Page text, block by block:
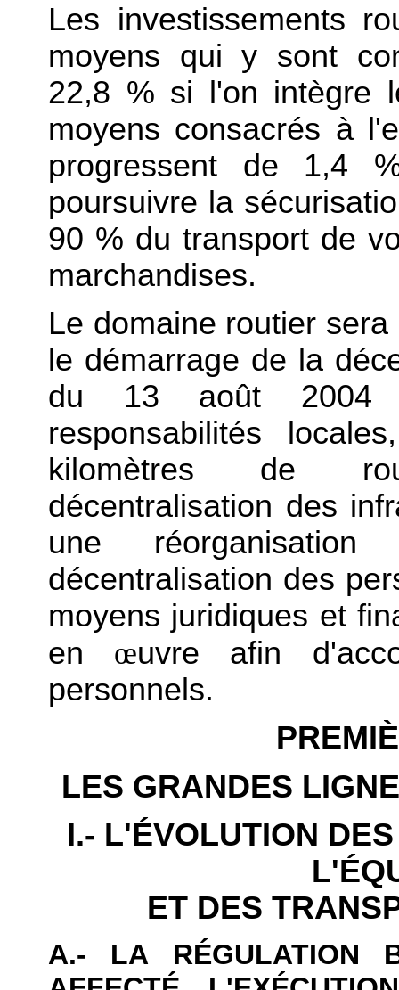
Les investissements
moyens qui y sont
22,8 % si l'on intègre
moyens consacrés à
progressent de 1,4
poursuivre la
90 % du transport de
marchandises.
Le domaine routier
le démarrage de la
du 13 août 2004
responsabilités
kilomètres de
décentralisation des
une
décentralisation des
moyens juridiques et
en œuvre afin
personnels.
LES GRANDES
I.- L'ÉVOLUTION
ET DES
A.- LA RÉGULATION